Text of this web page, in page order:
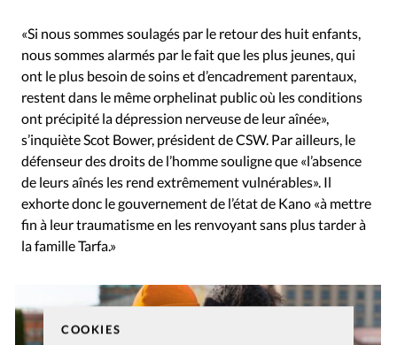
COOKIES
«Si nous sommes soulagés par le retour des huit enfants,
nous sommes alarmés par le fait que les plus jeunes, qui
ont le plus besoin de soins et d’encadrement parentaux,
restent dans le même orphelinat public où les conditions
ont précipité la dépression nerveuse de leur aînée»,
s’inquiète Scot Bower, président de CSW. Par ailleurs, le
défenseur des droits de l’homme souligne que «l’absence
de leurs aînés les rend extrêmement vulnérables». Il
exhorte donc le gouvernement de l’état de Kano «à mettre
fin à leur traumatisme en les renvoyant sans plus tarder à
la famille Tarfa.»